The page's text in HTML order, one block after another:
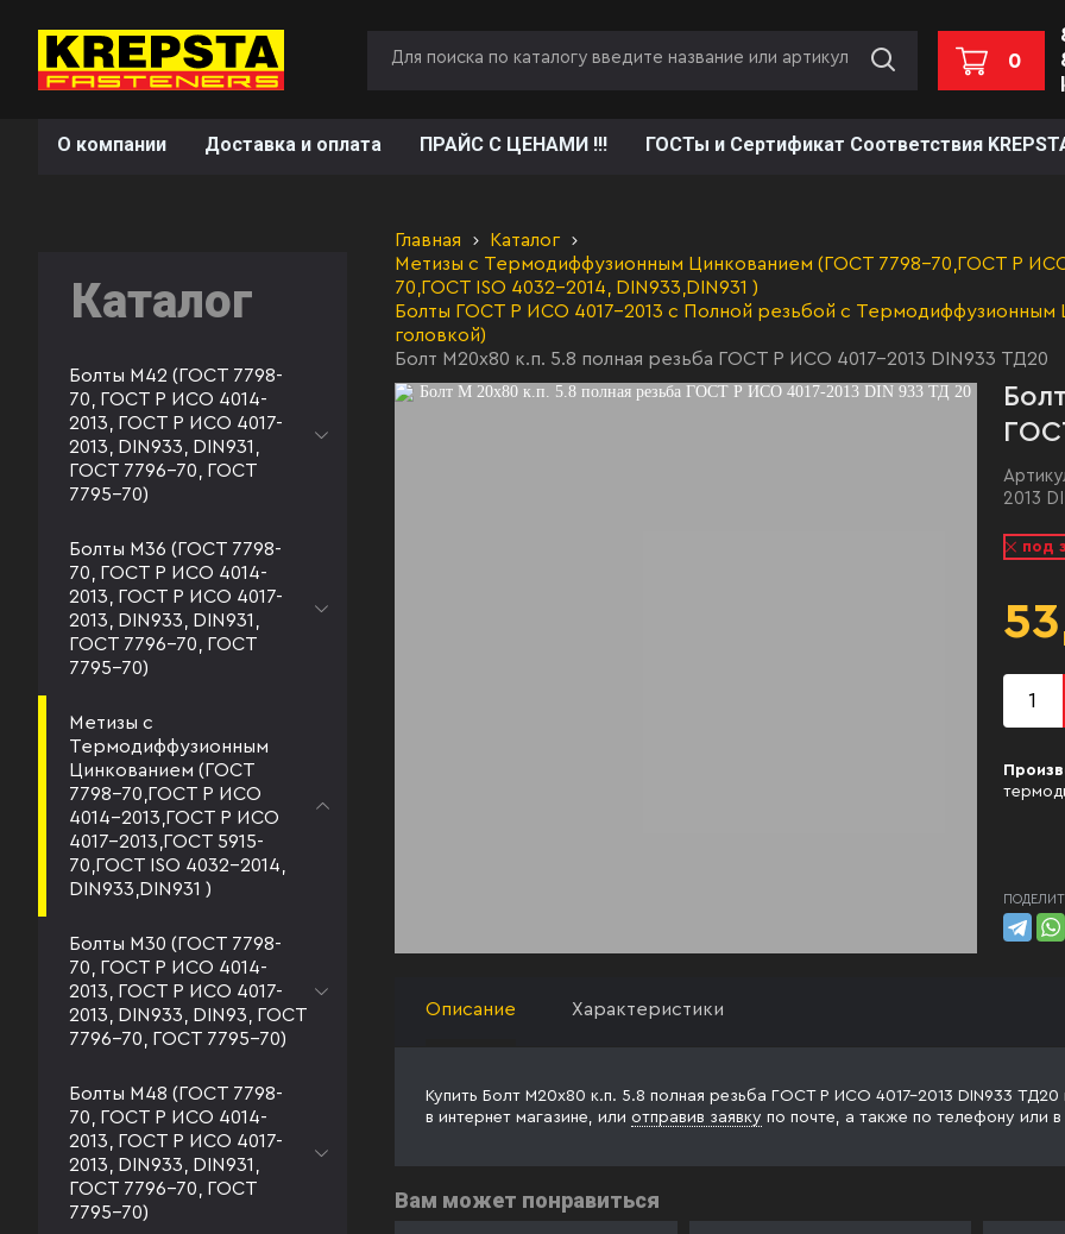
0
О компании Доставка и оплата ПРАЙС С ЦЕНАМИ !!! ГОСТы и Сертификат Соответствия
Каталог
Болты М42 (ГОСТ 7798-
70, ГОСТ Р ИСО 4014-
2013, ГОСТ Р ИСО 4017-
2013, DIN933, DIN931,
ГОСТ 7796-70, ГОСТ
7795-70)
Болты М36 (ГОСТ 7798-
70, ГОСТ Р ИСО 4014-
2013, ГОСТ Р ИСО 4017-
2013, DIN933, DIN931,
ГОСТ 7796-70, ГОСТ
7795-70)
Метизы с
Термодиффузионным
Цинкованием (ГОСТ
7798-70,ГОСТ Р ИСО
4014-2013,ГОСТ Р ИСО
4017-2013,ГОСТ 5915-
70,ГОСТ ISO 4032-2014,
DIN933,DIN931 )
Болты М30 (ГОСТ 7798-
70, ГОСТ Р ИСО 4014-
2013, ГОСТ Р ИСО 4017-
2013, DIN933, DIN93, ГОСТ
7796-70, ГОСТ 7795-70)
Болты М48 (ГОСТ 7798-
70, ГОСТ Р ИСО 4014-
2013, ГОСТ Р ИСО 4017-
2013, DIN933, DIN931,
ГОСТ 7796-70, ГОСТ
7795-70)
Главная
Каталог
Метизы с Термодиффузионным Цинкованием (ГОСТ 7798-70,ГОСТ Р
70,ГОСТ ISO 4032-2014, DIN933,DIN931 )
Болты ГОСТ Р ИСО 4017-2013 с Полной резьбой с Термодиффузионным
головкой)
Болт М20х80 к.п. 5.8 полная резьба ГОСТ Р ИСО 4017-2013 DIN933 ТД20
2013
под
Описание Характеристики
Купить Болт М20х80 к.п. 5.8 полная резьба ГОСТ Р ИСО 4017-2013 DIN933
в интернет магазине, или отправив заявку по почте, а также по телефону или в
Вам может понравиться